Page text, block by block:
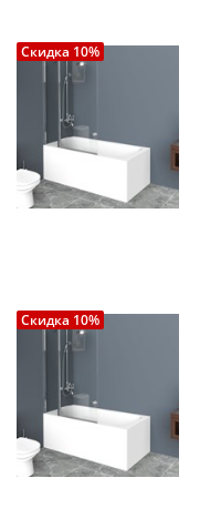
Скидка 10%
Скидка 10%